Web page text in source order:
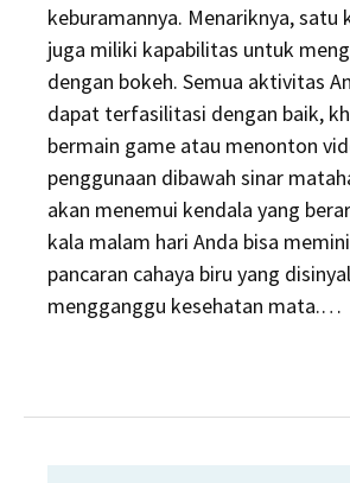
keburamannya. Menariknya, satu
juga miliki kapabilitas untuk
dengan bokeh. Semua aktivitas
dapat terfasilitasi dengan baik,
bermain game atau menonton
penggunaan dibawah sinar
akan menemui kendala yang
kala malam hari Anda bisa
pancaran cahaya biru yang
mengganggu kesehatan mata.…